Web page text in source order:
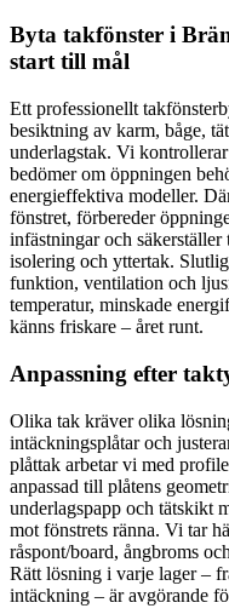
Byta takfönster i
start till mål
Ett professionellt
besiktning av karm, båge,
underlagstak. Vi
bedömer om öppningen
energieffektiva modeller.
fönstret, förbereder
infästningar och säkerställer
isolering och yttertak.
funktion, ventilation och
temperatur, minskade
känns friskare – året runt.
Anpassning efter
Olika tak kräver olika
intäckningsplåtar och
plåttak arbetar vi med
anpassad till plåtens
underlagspapp och tätskikt
mot fönstrets ränna. Vi tar
råspont/board, ångbroms
Rätt lösning i varje lager –
intäckning – är avgörande